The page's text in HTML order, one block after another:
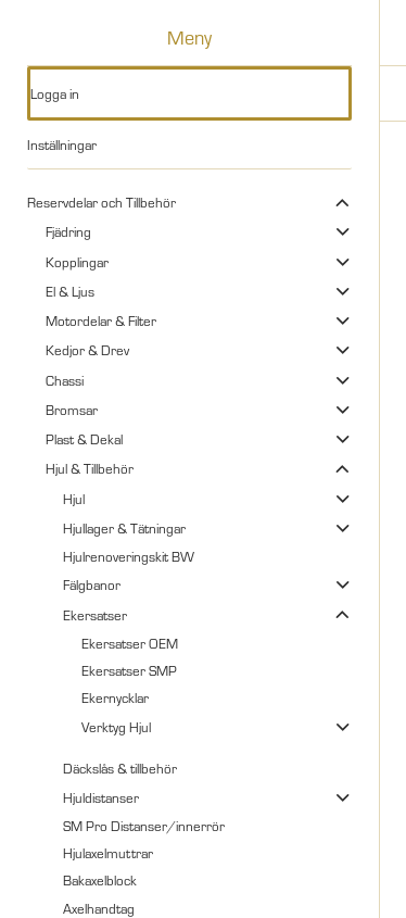
Meny
Logga in
Inställningar
Reservdelar och Tillbehör
Fjädring
Kopplingar
El & Ljus
Motordelar & Filter
Kedjor & Drev
Chassi
Bromsar
Plast & Dekal
Hjul & Tillbehör
Hjul
Hjullager & Tätningar
Hjulrenoveringskit BW
Fälgbanor
Ekersatser
Ekersatser OEM
Ekersatser SMP
Ekernycklar
Verktyg Hjul
Däckslås & tillbehör
Hjuldistanser
SM Pro Distanser/innerrör
Hjulaxelmuttrar
Bakaxelblock
Axelhandtag